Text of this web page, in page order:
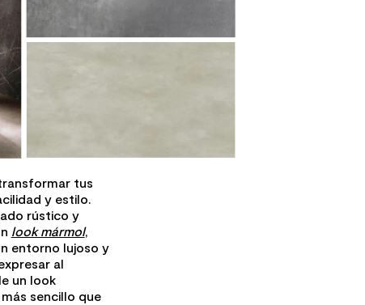
tus
y estilo.
rústico y
look mármol,
entorno lujoso y
al
un look
sencillo que